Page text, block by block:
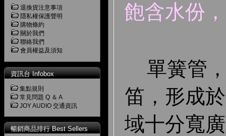
退換貨注意事項
隱私權保護聲明
購物條約
關於我們
聯絡我們
會員權益及須知
資訊台 Infobox
集點規則
常見問題 Q ＆ A
JOY AUDIO 交通資訊
暢銷商品排行 Best Sellers
飽含水份
單簧管
笛，形成
域十分寬